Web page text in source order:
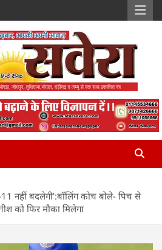
नहीं बदलेगी’:बॉलिंग कोच बोले- पिच से
को फिर मौका मिलेगा